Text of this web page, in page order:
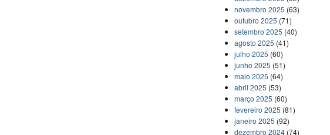
novembro 2025 (63)
outubro 2025 (71)
setembro 2025 (40)
agosto 2025 (41)
julho 2025 (60)
junho 2025 (51)
maio 2025 (64)
abril 2025 (53)
março 2025 (60)
fevereiro 2025 (81)
janeiro 2025 (92)
dezembro 2024 (74)